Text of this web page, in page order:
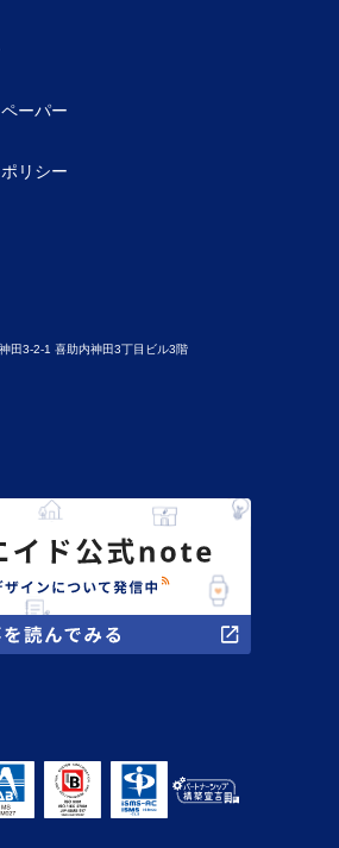
田3-2-1 喜助内神田3丁目ビル3階
ーパー
リシー